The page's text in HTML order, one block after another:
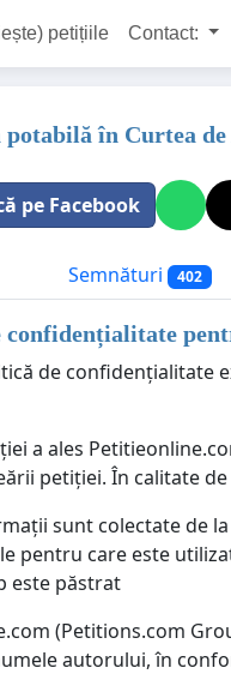
petițiile Contact:
potabilă în Curtea de
pe Facebook
Semnături 402
confidențialitate
de confidențialitate
a ales
petiției. În calitate
sunt colectate de
pentru care este
este păstrat
(Petitions.com
autorului, în